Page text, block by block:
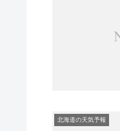
北海道の天気予報